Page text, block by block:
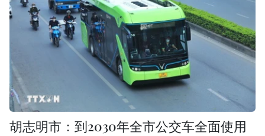
胡志明市：到2030年全市公交车全面使用